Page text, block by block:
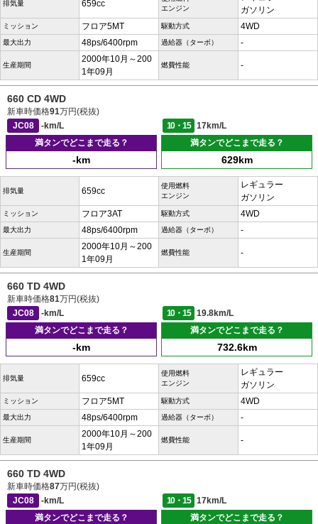
排気量 659cc
エンジン
ガソリン
ミッション フロア5MT 駆動方式 4WD
最大出力 48ps/6400rpm 過給器（ターボ） -
生産期間
2000年10月～200
1年09月
燃費性能 -
660 CD 4WD
新車時価格91万円(税抜)
JC08
-km/L 10・15
17km/L
満タンでどこまで走る？
-km
満タンでどこまで走る？
629km
排気量 659cc
使用燃料
エンジン
レギュラー
ガソリン
ミッション フロア3AT 駆動方式 4WD
最大出力 48ps/6400rpm 過給器（ターボ） -
生産期間
2000年10月～200
1年09月
燃費性能 -
660 TD 4WD
新車時価格81万円(税抜)
JC08
-km/L 10・15
19.8km/L
満タンでどこまで走る？
-km
満タンでどこまで走る？
732.6km
排気量 659cc
使用燃料
エンジン
レギュラー
ガソリン
ミッション フロア5MT 駆動方式 4WD
最大出力 48ps/6400rpm 過給器（ターボ） -
生産期間
2000年10月～200
1年09月
燃費性能 -
660 TD 4WD
新車時価格87万円(税抜)
JC08
-km/L 10・15
17km/L
満タンでどこまで走る？
満タンでどこまで走る？